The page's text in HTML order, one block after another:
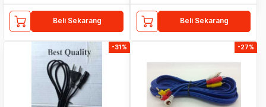
Beli Sekarang Beli Sekarang
-31% -27%